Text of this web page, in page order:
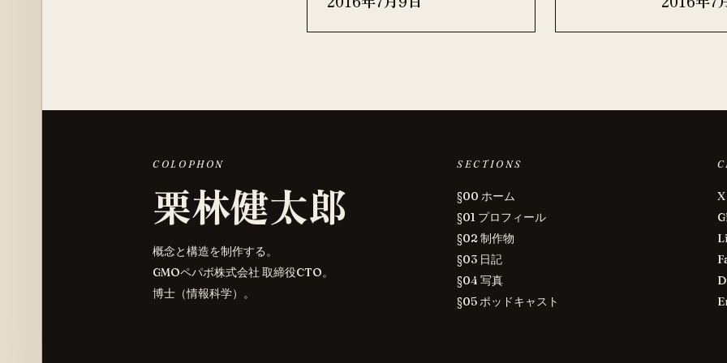
COLOPHON
栗林健太郎
概念と構造を制作する。
GMOペパボ株式会社 取締役CTO。
博士（情報科学）。
SECTIONS
§00 ホーム
§01 プロフィール
§02 制作物
§03 日記
§04 写真
§05 ポッドキャスト